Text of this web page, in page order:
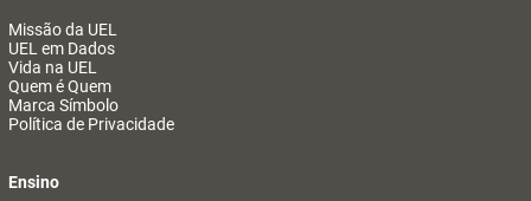
Missão da UEL
UEL em Dados
Vida na UEL
Quem é Quem
Marca Símbolo
Política de Privacidade
Ensino